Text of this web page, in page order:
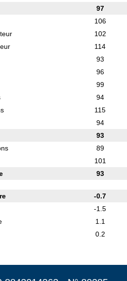
97
106
102
114
93
96
99
94
115
94
93
89
101
93
-0.7
-1.5
1.1
0.2